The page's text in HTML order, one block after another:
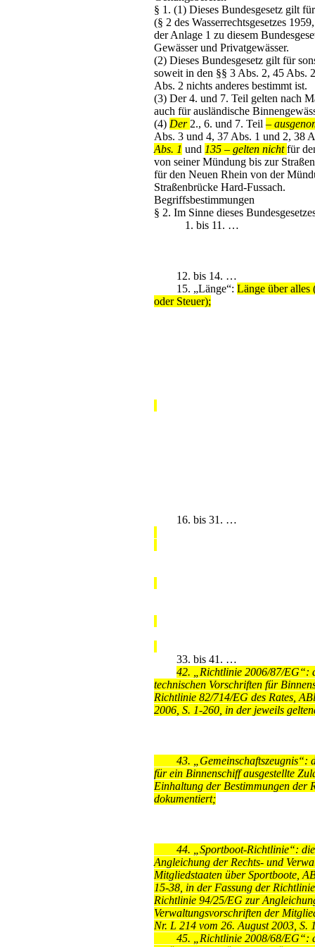
§ 1. (1) Dieses Bundesgesetz gilt
(§ 2 des Wasserrechtsgesetzes
der Anlage 1 zu diesem
Gewässer und Privatgewässer.
(2) Dieses Bundesgesetz gilt für
soweit in den §§ 3 Abs. 2, 45 Abs.
Abs. 2 nichts anderes bestimmt ist.
(3) Der 4. und 7. Teil gelten nach
auch für ausländische
(4) Der 2., 6. und 7. Teil –
Abs. 3 und 4, 37 Abs. 1 und 2, 38
Abs. 1 und 135 – gelten nichtfür
von seiner Mündung bis zur
für den Neuen Rhein von der
Straßenbrücke Hard-Fussach.
Begriffsbestimmungen
§ 2. Im Sinne dieses
1. bis 11. …
12. bis 14. …
15. „Länge“: Länge über
oder Steuer);
16. bis 31. …
33. bis 41. …
42.
„Richtlinie 2006/87/
technischen Vorschriften für
Richtlinie 82/714/EG des Rates,
2006, S. 1-260, in der jeweils
43.
für ein Binnenschiff ausgestellte
Einhaltung der Bestimmungen der
dokumentiert;
44.
„Sportboot-Richtlinie“:
Angleichung der Rechts- und
Mitgliedstaaten über Sportboote,
15-38, in der Fassung der
Richtlinie 94/25/EG zur
Verwaltungsvorschriften der
Nr. L 214 vom 26. August 2003, S.
45.
„Richtlinie 2008/68/